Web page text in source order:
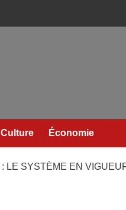
Culture Économie
SYSTÈME EN